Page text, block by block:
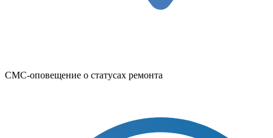
СМС-оповещение о статусах ремонта